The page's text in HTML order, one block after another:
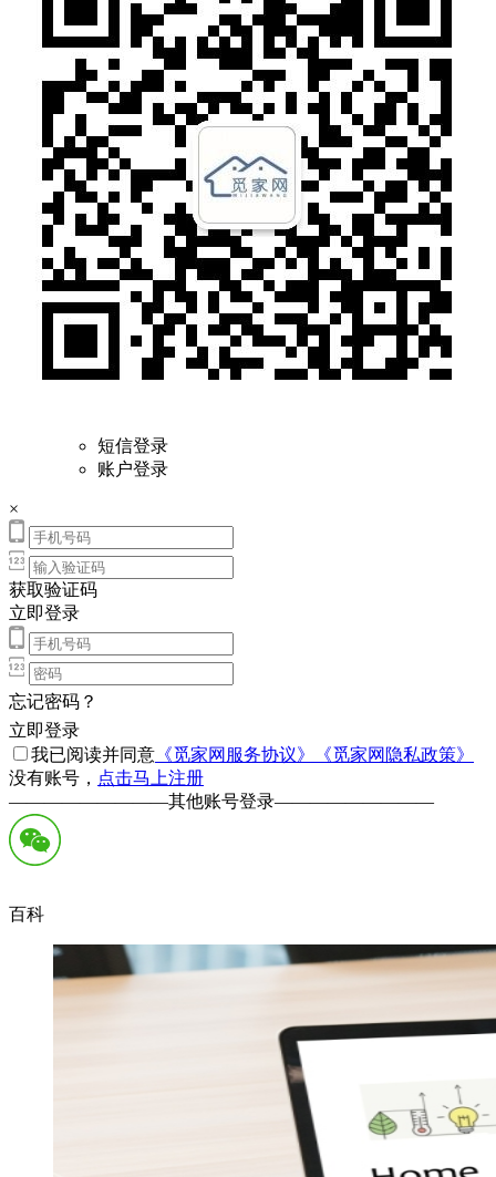
短信登录
账户登录
×
获取验证码
立即登录
忘记密码？
立即登录
我已阅读并同意 《觅家网服务协议》
《觅家网隐私政策》
没有账号， 点击马上注册
—————————其他账号登录—————————
百科